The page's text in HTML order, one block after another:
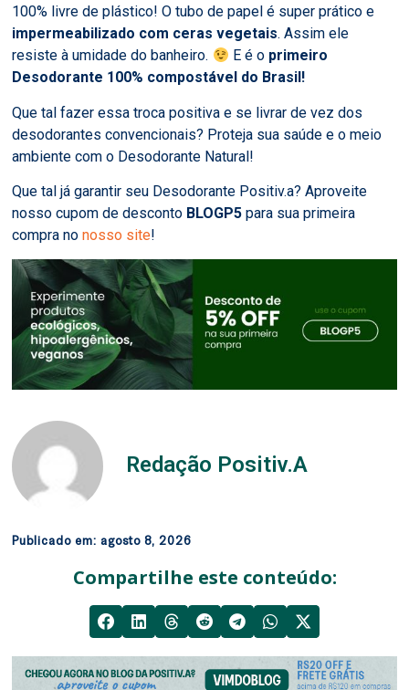
100% livre de plástico!O tubo de papel é super prático e
impermeabilizado com ceras vegetais. Assim ele
resiste à umidade do banheiro.
E éo primeiro
Desodorante 100% compostável do Brasil!
Que tal fazer essa troca positiva e se livrar de vez dos
desodorantes convencionais? Proteja sua saúde e o meio
ambiente com o Desodorante Natural!
Que tal já garantir seu Desodorante Positiv.a? Aproveite
nosso cupom de desconto BLOGP5para sua primeira
compra nonosso site!
Redação Positiv.A
Publicado em:agosto 8, 2026
Compartilhe este conteúdo: